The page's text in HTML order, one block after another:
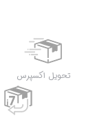
تحویل اکسپرس